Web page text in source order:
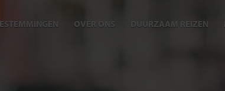
OVER ONS DUURZAAM REIZEN